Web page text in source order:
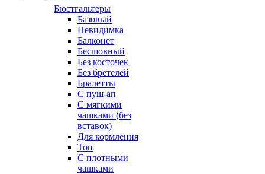
Бюстгальтеры
Базовый
Невидимка
Балконет
Бесшовный
Без косточек
Без бретелей
Бралетты
С пуш-ап
С мягкими
чашками (без
вставок)
Для кормления
Топ
С плотными
чашками